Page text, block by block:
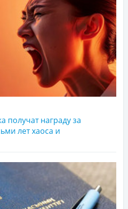
получат награду за
лет хаоса и